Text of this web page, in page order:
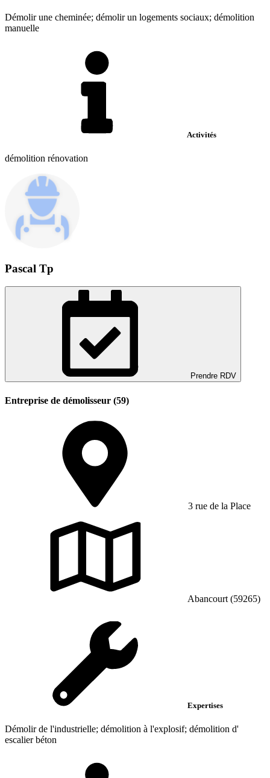
Démolir une cheminée; démolir un logements sociaux; démolition
manuelle
Activités
démolition rénovation
Pascal Tp
Prendre RDV
Entreprise de démolisseur (59)
3 rue de la Place
Abancourt (59265)
Expertises
Démolir de l'industrielle; démolition à l'explosif; démolition d'
escalier béton